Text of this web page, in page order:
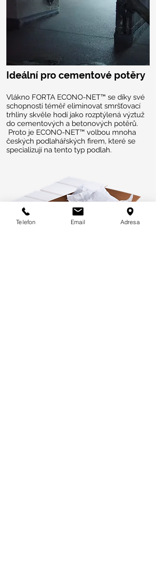
Ideální pro cementové potěry
Vlákno FORTA ECONO-NET™ se díky své
schopnosti téměř eliminovat smršťovací
trhliny skvěle hodí jako rozptýlená výztuž
do cementových a betonových potěrů.
Proto je ECONO-NET™ volbou mnoha
českých podlahářských firem, které se
specializují na tento typ podlah.
Telefon Email Adresa